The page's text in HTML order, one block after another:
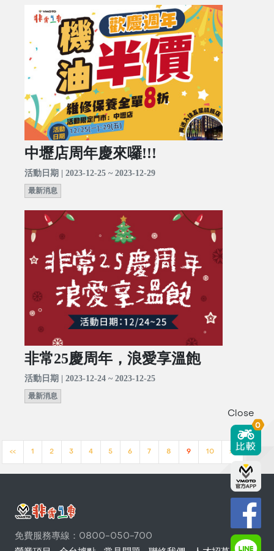
中壢店周年慶來囉!!!
活動日期 | 2023-12-25 ~ 2023-12-29
最新消息
非常25慶周年，浪愛享溫飽
活動日期 | 2023-12-24 ~ 2023-12-25
最新消息
<< 1 2 3 4 5 6 7 8 9 10 >>
免費服務專線：0800-050-700
Close
0